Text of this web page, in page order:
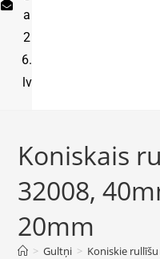
a
2
6.
lv
Koniskais
32008,
20mm
> Gultņi > Koniskie